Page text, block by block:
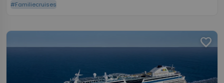
#Familiecruises
favorite